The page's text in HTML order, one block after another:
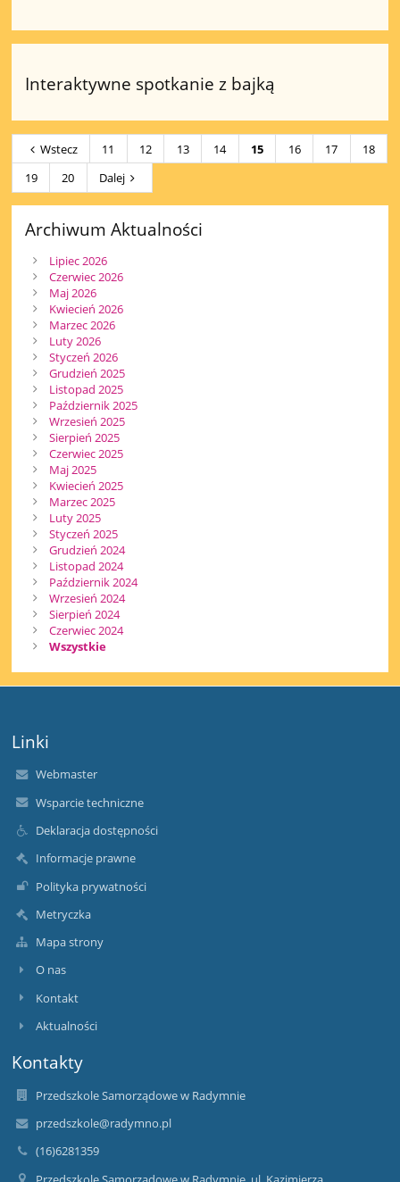
Interaktywne spotkanie z bajką
Wstecz 11 12 13 14 15 16 17
18
19
20 Dalej
Archiwum Aktualności
Lipiec 2026
Czerwiec 2026
Maj 2026
Kwiecień 2026
Marzec 2026
Luty 2026
Styczeń 2026
Grudzień 2025
Listopad 2025
Październik 2025
Wrzesień 2025
Sierpień 2025
Czerwiec 2025
Maj 2025
Kwiecień 2025
Marzec 2025
Luty 2025
Styczeń 2025
Grudzień 2024
Listopad 2024
Październik 2024
Wrzesień 2024
Sierpień 2024
Czerwiec 2024
Wszystkie
Linki
Webmaster
Wsparcie techniczne
Deklaracja dostępności
Informacje prawne
Polityka prywatności
Metryczka
Mapa strony
O nas
Kontakt
Aktualności
Kontakty
Przedszkole Samorządowe w Radymnie
przedszkole@radymno.pl
(16)6281359